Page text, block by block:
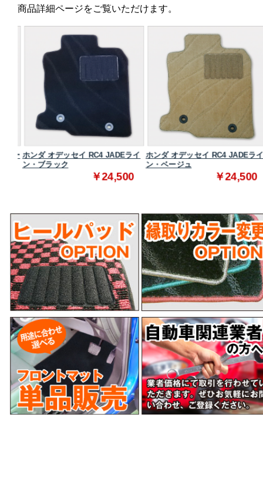
商品詳細ページをご覧いただけます。
ホンダ オデッセイ RC4 JADEライ
ン・ブラック
￥24,500
ホンダ オデッセイ RC4 JADEライ
ン・ベージュ
￥24,500